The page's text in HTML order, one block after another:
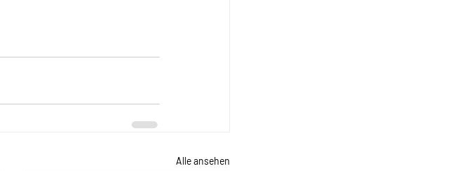
Alle ansehen